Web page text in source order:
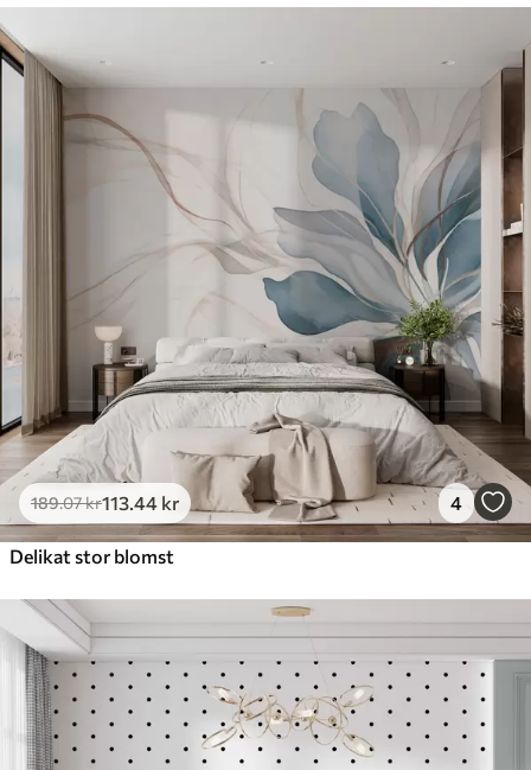
189.07kr113 .44 kr 4
Delikat stor blomst